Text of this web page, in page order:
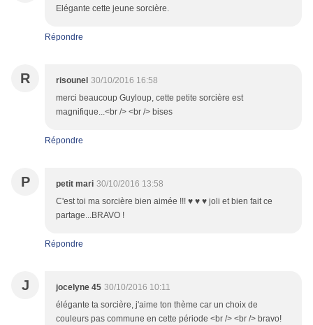
Elégante cette jeune sorcière.
Répondre
R risounel 30/10/2016 16:58
merci beaucoup Guyloup, cette petite sorcière est
magnifique...<br /> <br /> bises
Répondre
P petit mari 30/10/2016 13:58
C'est toi ma sorcière bien aimée !!! ♥ ♥ ♥ joli et bien fait ce
partage...BRAVO !
Répondre
J jocelyne 45 30/10/2016 10:11
élégante ta sorcière, j'aime ton thème car un choix de
couleurs pas commune en cette période <br /> <br /> bravo!